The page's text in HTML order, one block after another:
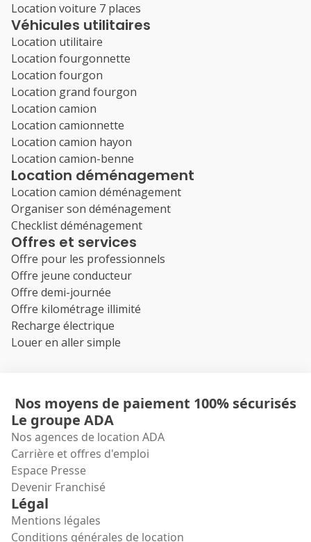
Location voiture 7 places
Véhicules utilitaires
Location utilitaire
Location fourgonnette
Location fourgon
Location grand fourgon
Location camion
Location camionnette
Location camion hayon
Location camion-benne
Location déménagement
Location camion déménagement
Organiser son déménagement
Checklist déménagement
Offres et services
Offre pour les professionnels
Offre jeune conducteur
Offre demi-journée
Offre kilométrage illimité
Recharge électrique
Louer en aller simple
Nos moyens de paiement 100% sécurisés
Le groupe ADA
Nos agences de location ADA
Carrière et offres d'emploi
Espace Presse
Devenir Franchisé
Légal
Mentions légales
Conditions générales de location